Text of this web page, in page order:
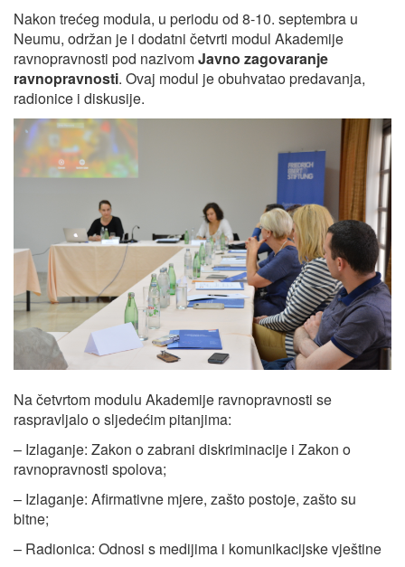
Nakon trećeg modula, u periodu od 8-10. septembra u
Neumu, održan je i dodatni četvrti modul Akademije
ravnopravnosti pod nazivomJavno zagovaranje
ravnopravnosti. Ovaj modul je obuhvatao predavanja,
radionice i diskusije.
Na četvrtom modulu Akademije ravnopravnosti se
raspravljalo o sljedećim pitanjima:
– Izlaganje: Zakon o zabrani diskriminacije i Zakon o
ravnopravnosti spolova;
– Izlaganje: Afirmativne mjere, zašto postoje, zašto su
bitne;
– Radionica: Odnosi s medijima i komunikacijske vještine